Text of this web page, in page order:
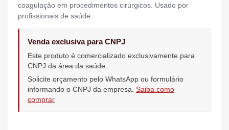
coagulação em procedimentos cirúrgicos. Usado por
profissionais de saúde.
Venda exclusiva para CNPJ
Este produto é comercializado exclusivamente para
CNPJ da área da saúde.
Solicite orçamento pelo WhatsApp ou formulário
informando o CNPJ da empresa. Saiba como
comprar